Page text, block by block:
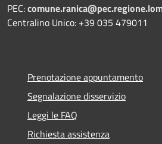
PEC:
Centralino Unico: +39 035 479011
Prenotazione appuntamento
Segnalazione disservizio
Leggi le FAQ
Richiesta assistenza